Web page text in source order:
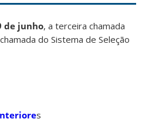
de junho, a terceira chamada
do Sistema de Seleção
s